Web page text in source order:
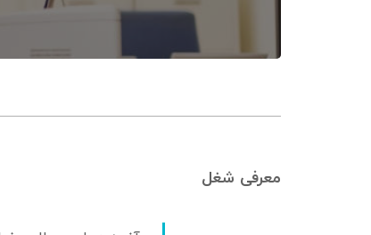
معرفی شغل